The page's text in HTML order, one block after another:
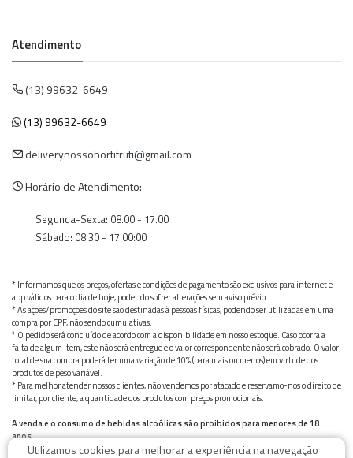
Atendimento
(13) 99632-6649
(13) 99632-6649
deliverynossohortifruti@gmail.com
Horário de Atendimento:
Segunda-Sexta: 08.00 - 17.00
Sábado: 08.30 - 17:00:00
* Informamos que os preços, ofertas e condições de pagamento são exclusivos para internet e
app válidos para o dia de hoje, podendo sofrer alterações sem aviso prévio.
* As ações/promoções do site são destinadas à pessoas físicas, podendo ser utilizadas em uma
compra por CPF, não sendo cumulativas.
* O pedido será concluído de acordo com a disponibilidade em nosso estoque. Caso ocorra a
falta de algum item, este não será entregue e o valor correspondente não será cobrado. O valor
total de sua compra poderá ter uma variação de 10% (para mais ou menos) em virtude dos
produtos de peso variável.
* Para melhor atender nossos clientes, não vendemos por atacado e reservamo-nos o direito de
limitar, por cliente, a quantidade dos produtos com preços promocionais.
A venda e o consumo de bebidas alcoólicas são proibidos para menores de 18
anos.
Bebida alcoólica pode causar dependência química e, em excesso, provoca graves males à saúde.
Utilizamos cookies para melhorar a experiência na navegação